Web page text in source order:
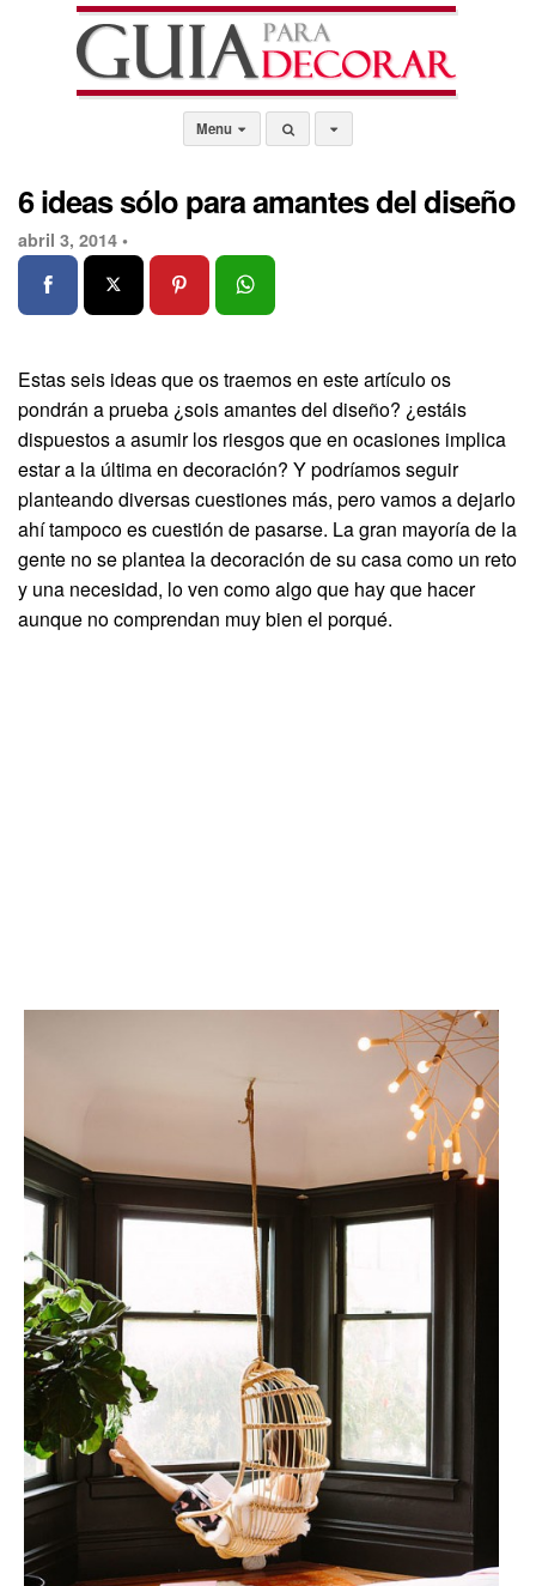
Menu
6 ideas sólo para amantes del diseño
abril 3, 2014 •
Estas seis ideas que os traemos en este artículo os
pondrán a prueba ¿sois amantes del diseño? ¿estáis
dispuestos a asumir los riesgos que en ocasiones implica
estar a la última en decoración? Y podríamos seguir
planteando diversas cuestiones más, pero vamos a dejarlo
ahí tampoco es cuestión de pasarse. La gran mayoría de la
gente no se plantea la decoración de su casa como un reto
y una necesidad, lo ven como algo que hay que hacer
aunque no comprendan muy bien el porqué.